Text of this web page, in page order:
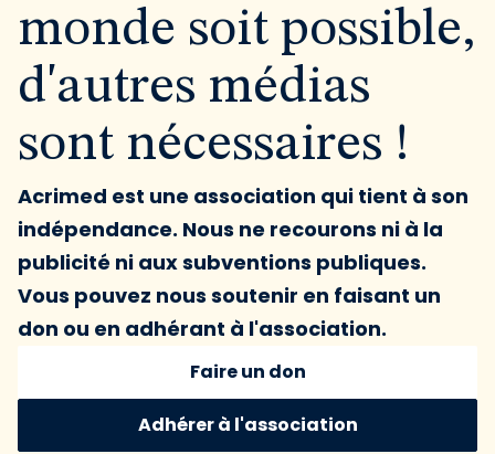
monde soit possible,
d'autres médias
sont nécessaires !
Acrimed est une association qui tient à son
indépendance. Nous ne recourons ni à la
publicité ni aux subventions publiques.
Vous pouvez nous soutenir en faisant un
don ou en adhérant à l'association.
Faire un don
Adhérer à l'association